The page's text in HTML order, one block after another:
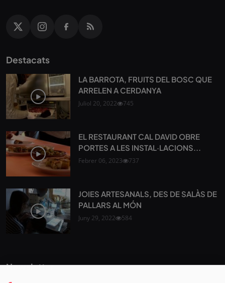
Destacats
LA BARROTA, FRUITS DEL BOSC QUE
ARRELEN A CERDANYA
Juliol 20, 2022 745
EL RESTAURANT CAL DAVID OBRE
PORTES A LES INSTAL·LACIONS...
Febrer 06, 2023 737
JOIES ARTESANALS, DES DE SALÀS DE
PALLARS AL MÓN
Juny 29, 2022 584
Newsletter